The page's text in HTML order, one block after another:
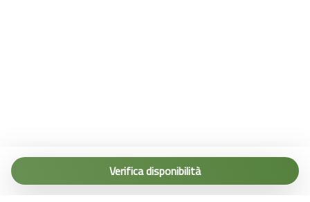
Verifica disponibilità
Tel. (+39) 0187 1560067
info@terremarine.it
Scrivici su WhatsApp